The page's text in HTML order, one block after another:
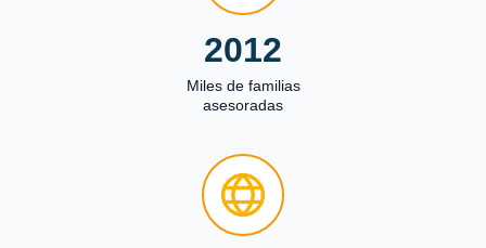
2012
Miles de familias
asesoradas